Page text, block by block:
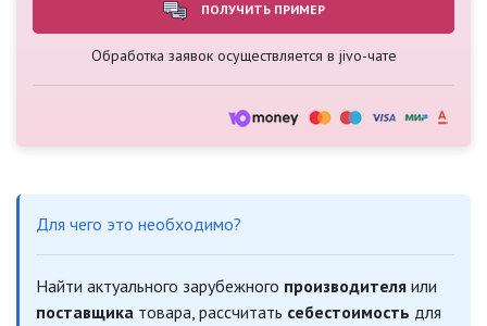
ПОЛУЧИТЬ ПРИМЕР
Обработка заявок осуществляется в jivo-чате
Для чего это необходимо?
Найти актуального зарубежного производителя или
поставщика товара, рассчитать себестоимость для